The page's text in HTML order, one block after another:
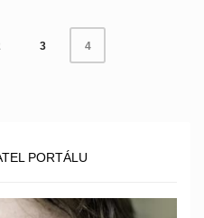
3 4
PORTÁLU